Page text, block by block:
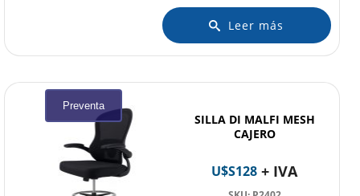
Leer más
SILLA DI MALFI MESH
CAJERO
Preventa
U$S128 + IVA